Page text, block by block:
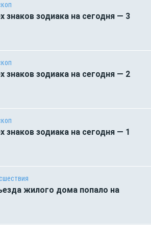
знаков зодиака на сегодня — 3
знаков зодиака на сегодня — 2
знаков зодиака на сегодня — 1
жилого дома попало на